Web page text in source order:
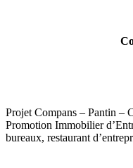
Projet Compans – Pantin –
Promotion Immobilier
bureaux, restaurant